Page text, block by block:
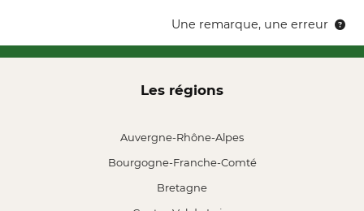
Une remarque, une erreur
Les régions
Auvergne-Rhône-Alpes
Bourgogne-Franche-Comté
Bretagne